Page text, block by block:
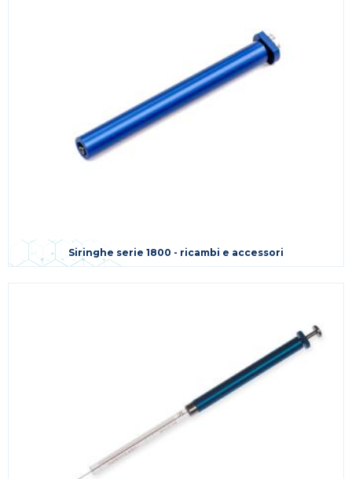
Siringhe serie 1800 - ricambi e accessori